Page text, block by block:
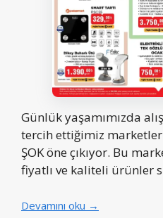
Günlük yaşamımızda
tercih ettiğimiz marketler
ŞOK öne çıkıyor. Bu
fiyatlı ve kaliteli ürünler
Devamını oku →